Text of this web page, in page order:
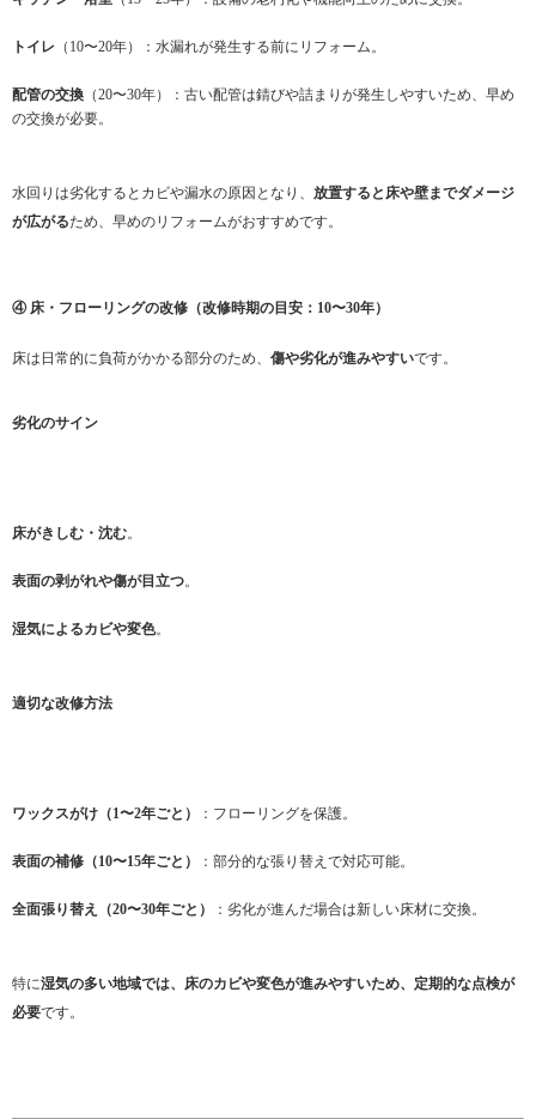
トイレ （10〜20年）：水漏れが発生する前にリフォーム。
配管の交換 （20〜30年）：古い配管は錆びや詰まりが発生しやすいため、早め
の交換が必要。
水回りは劣化するとカビや漏水の原因となり、 放置すると床や壁までダメージ
が広がるため、早めのリフォームがおすすめです。
④ 床・フローリングの改修（改修時期の目安：10〜30年）
床は日常的に負荷がかかる部分のため、 傷や劣化が進みやすいです。
劣化のサイン
床がきしむ・沈む。
表面の剥がれや傷が目立つ。
湿気によるカビや変色。
適切な改修方法
ワックスがけ（1〜2年ごと） ：フローリングを保護。
表面の補修（10〜15年ごと） ：部分的な張り替えで対応可能。
全面張り替え（20〜30年ごと） ：劣化が進んだ場合は新しい床材に交換。
特に湿気の多い地域では、床のカビや変色が進みやすいため、定期的な点検が
必要です。